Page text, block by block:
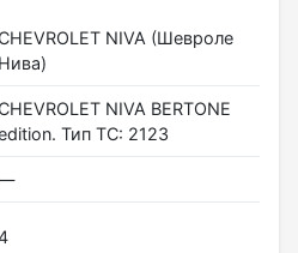
NIVA (Шевроле
Нива)
NIVA BERTONE
Тип ТС: 2123